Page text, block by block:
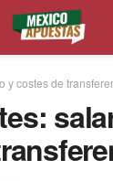
y costes de